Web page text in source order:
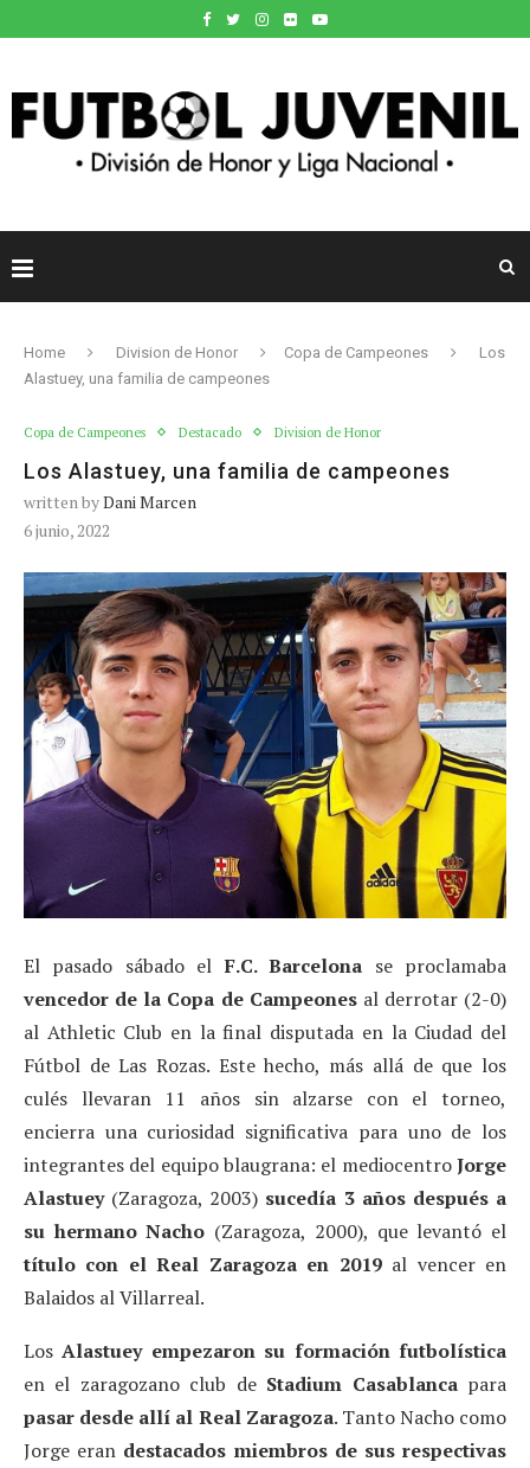
Home Division de Honor Copa de Campeones
Los
Alastuey, una familia de campeones
Copa de Campeones Destacado Division de Honor
Los Alastuey, una familia de campeones
written byDani Marcen
6 junio, 2022
El pasado sábado el F.C. Barcelona se proclamaba
vencedor de la Copa de Campeonesal derrotar (2-0)
al Athletic Club en la final disputada en la Ciudad del
Fútbol de Las Rozas. Este hecho, más allá de que los
culés llevaran 11 años sin alzarse con el torneo,
encierra una curiosidad significativa para uno de los
integrantes del equipo blaugrana: el mediocentroJorge
Alastuey(Zaragoza, 2003) sucedía 3 años después a
su hermano Nacho (Zaragoza, 2000), que levantó el
título con el Real Zaragoza en 2019al vencer en
Balaidos al Villarreal.
LosAlastuey empezaron su formación futbolística
en el zaragozano club de Stadium Casablancapara
pasar desde allí al Real Zaragoza. Tanto Nacho como
Jorge eran destacados miembros de sus respectivas